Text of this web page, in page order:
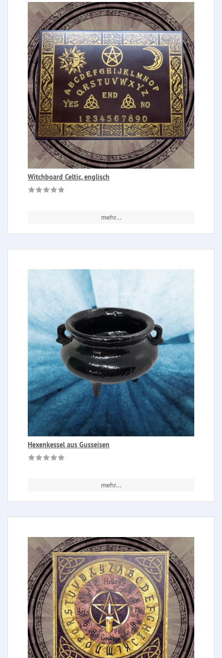
Witchboard Celtic, englisch
mehr...
Hexenkessel aus Gusseisen
mehr...